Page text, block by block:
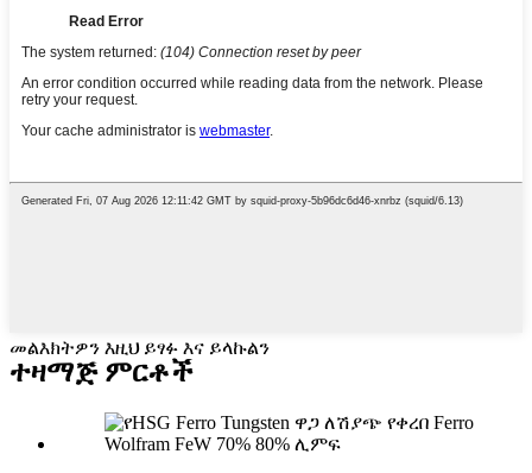
መልእክትዎን እዚህ ይፃፉ እና ይላኩልን
ተዛማጅ ምርቶች